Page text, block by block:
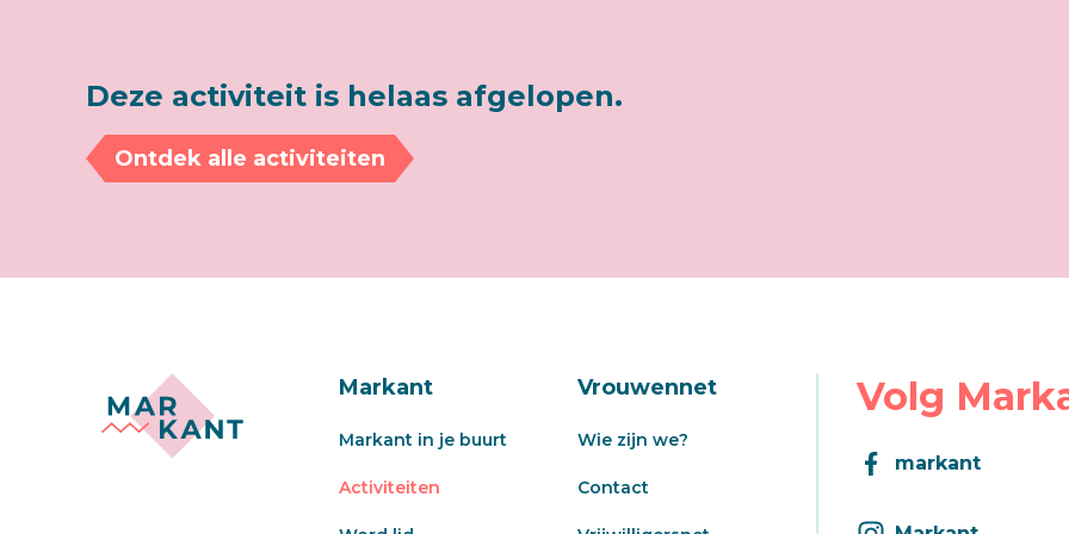
Deze activiteit is helaas afgelopen.
Ontdek alle activiteiten
Markant
Markant in je buurt
Activiteiten
Vrouwennet
Wie zijn we?
Contact
Volg
markant